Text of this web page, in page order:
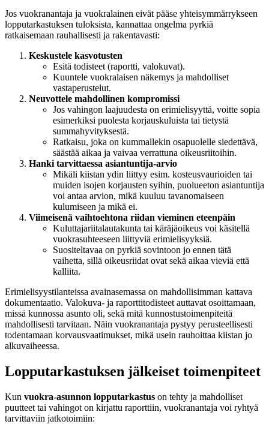
Jos vuokranantaja ja vuokralainen eivät pääse yhteisymmärrykseen
lopputarkastuksen tuloksista, kannattaa ongelma pyrkiä
ratkaisemaan rauhallisesti ja rakentavasti:
Keskustele kasvotusten
Esitä todisteet (raportti, valokuvat).
Kuuntele vuokralaisen näkemys ja mahdolliset
vastaperustelut.
Neuvottele mahdollinen kompromissi
Jos vahingon laajuudesta on erimielisyyttä, voitte sopia
esimerkiksi puolesta korjauskuluista tai tietystä
summahyvityksestä.
Ratkaisu, joka on kummallekin osapuolelle siedettävä,
säästää aikaa ja vaivaa verrattuna oikeusriitoihin.
Hanki tarvittaessa asiantuntija-arvio
Mikäli kiistan ydin liittyy esim. kosteusvaurioiden tai
muiden isojen korjausten syihin, puolueeton asiantuntija
voi antaa arvion, mikä kuuluu tavanomaiseen
kulumiseen ja mikä ei.
Viimeisenä vaihtoehtona riidan vieminen eteenpäin
Kuluttajariitalautakunta tai käräjäoikeus voi käsitellä
vuokrasuhteeseen liittyviä erimielisyyksiä.
Suositeltavaa on pyrkiä sovintoon jo ennen tätä
vaihetta, sillä oikeusriidat ovat sekä aikaa vieviä että
kalliita.
Erimielisyystilanteissa avainasemassa on mahdollisimman kattava
dokumentaatio. Valokuva- ja raporttitodisteet auttavat osoittamaan,
missä kunnossa asunto oli, sekä mitä kunnostustoimenpiteitä
mahdollisesti tarvitaan. Näin vuokranantaja pystyy perusteellisesti
todentamaan korvausvaatimukset, mikä usein rauhoittaa kiistan jo
alkuvaiheessa.
Lopputarkastuksen jälkeiset toimenpiteet
Kun vuokra-asunnon lopputarkastus on tehty ja mahdolliset
puutteet tai vahingot on kirjattu raporttiin, vuokranantaja voi ryhtyä
tarvittaviin jatkotoimiin: